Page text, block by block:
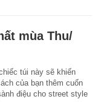
mùa Thu/
túi này sẽ khiến
của bạn thêm cuốn
điệu cho street style